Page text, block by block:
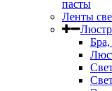
пасты
Ленты
Бра,